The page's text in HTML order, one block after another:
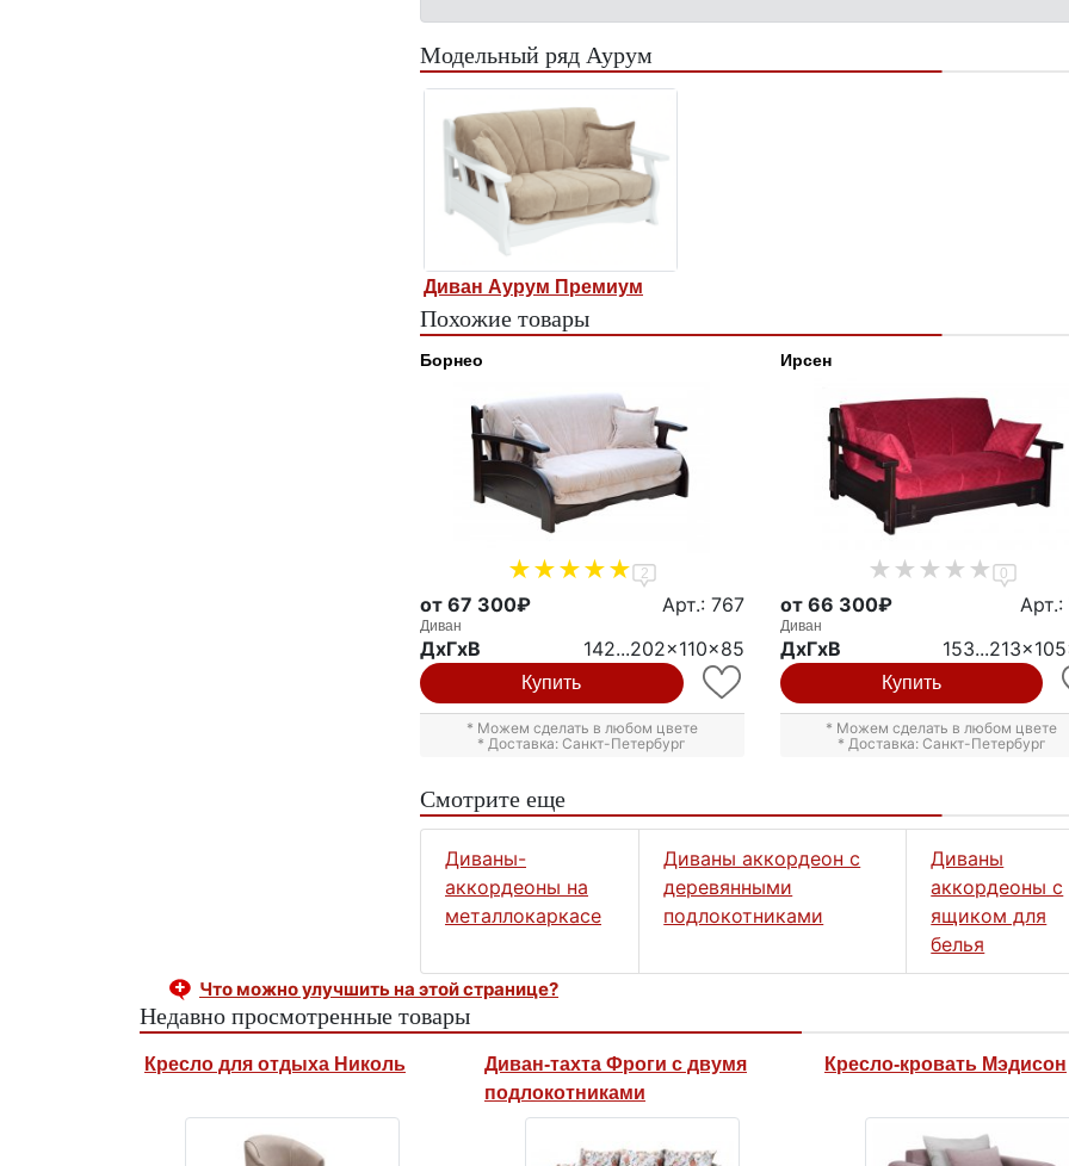
Модельный ряд Аурум
Диван Аурум Премиум
Похожие товары
Борнео
2
от 67 300₽ Арт.: 767
Диван
ДxГxВ 142...202x110x85
Купить
* Можем сделать в любом цвете
* Доставка: Санкт-Петербург
Ирсен
0
от 66 300₽
Диван
ДxГxВ
Купить
* Можем сделать в любом цвете
* Доставка: Санкт-Петербург
Смотрите еще
Диваны-
аккордеоны на
металлокаркасе
Диваны аккордеон с
деревянными
подлокотниками
Диваны
аккордеоны с
ящиком для
белья
Что можно улучшить на этой странице?
Недавно просмотренные товары
Кресло для отдыха Николь
Диван-тахта Фроги с двумя
подлокотниками
Кресло-кровать Мэдисон